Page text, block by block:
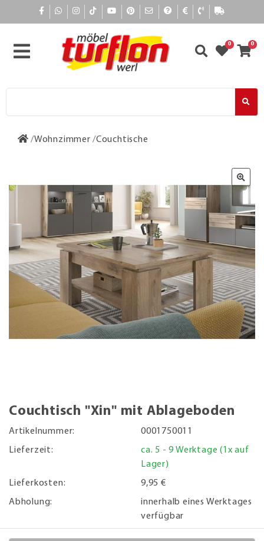
0 0
Wohnzimmer Couchtische
Couchtisch "Xin" mit Ablageboden
Artikelnummer:
0001750011
Lieferzeit:
ca. 5 - 9 Werktage (1x auf
Lager)
Lieferkosten:
9,95 €
Abholung:
innerhalb eines Werktages
verfügbar